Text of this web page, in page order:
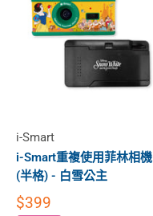
i-Smart
i-Smart重複使用菲林相機
(半格) - 白雪公主
$399